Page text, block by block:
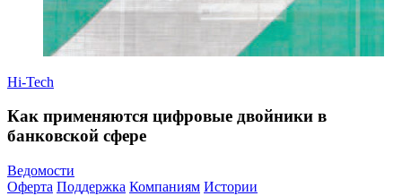
Hi-Tech
Как применяются цифровые двойники в
банковской сфере
Ведомости
Оферта Поддержка Компаниям Истории